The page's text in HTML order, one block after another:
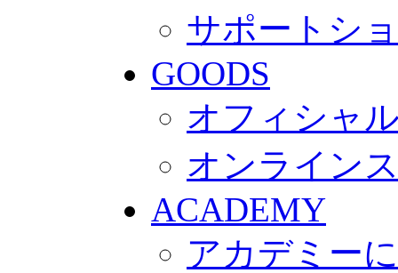
サポートシ
GOODS
オフィシャ
オンライン
ACADEMY
アカデミー